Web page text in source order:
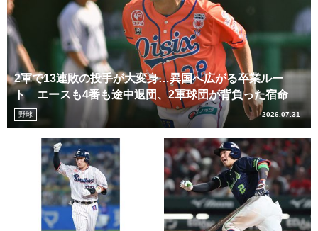
2軍で13連敗の投手が大変身…異国へ広がる卒業ルー
ト エースも4番も途中退団、2軍球団が背負った宿命
野球 2026.07.31